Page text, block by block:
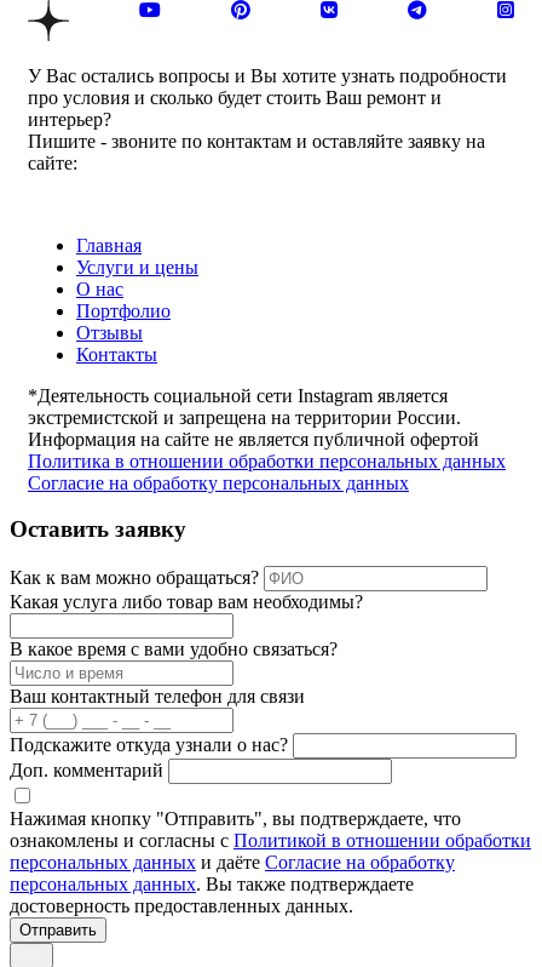
У Вас остались вопросы и Вы хотите узнать подробности
про условия и сколько будет стоить Ваш ремонт и
интерьер?
Пишите - звоните по контактам и оставляйте заявку на
сайте:
Главная
Услуги и цены
О нас
Портфолио
Отзывы
Контакты
*Деятельность социальной сети Instagram является
экстремистской и запрещена на территории России.
Информация на сайте не является публичной офертой
Политика в отношении обработки персональных данных
Согласие на обработку персональных данных
Оставить заявку
Как к вам можно обращаться?
Какая услуга либо товар вам необходимы?
В какое время с вами удобно связаться?
Ваш контактный телефон для связи
Подскажите откуда узнали о нас?
Доп. комментарий
Нажимая кнопку "Отправить", вы подтверждаете, что
ознакомлены и согласны с Политикой в отношении обработки
персональных данных и даёте Согласие на обработку
персональных данных. Вы также подтверждаете
достоверность предоставленных данных.
Отправить